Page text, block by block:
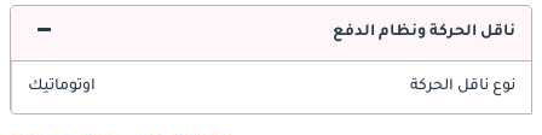
ناقل الحركة ونظام الدفع
نوع ناقل الحركة اوتوماتيك